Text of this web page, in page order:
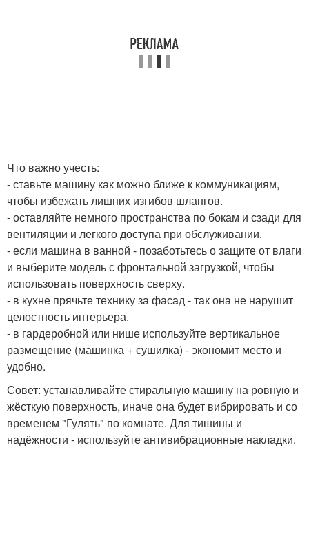
Что важно учесть:
- ставьте машину как можно ближе к коммуникациям,
чтобы избежать лишних изгибов шлангов.
- оставляйте немного пространства по бокам и сзади для
вентиляции и легкого доступа при обслуживании.
- если машина в ванной - позаботьтесь о защите от влаги
и выберите модель с фронтальной загрузкой, чтобы
использовать поверхность сверху.
- в кухне прячьте технику за фасад - так она не нарушит
целостность интерьера.
- в гардеробной или нише используйте вертикальное
размещение (машинка + сушилка) - экономит место и
удобно.
Совет: устанавливайте стиральную машину на ровную и
жёсткую поверхность, иначе она будет вибрировать и со
временем "Гулять" по комнате. Для тишины и
надёжности - используйте антивибрационные накладки.